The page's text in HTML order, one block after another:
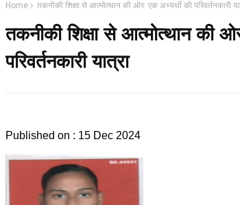
Home तकनीकी शिक्षा से आत्मोत्थान की ओर: एक अभ्यर्थी की परिवर्तनकारी
तकनीकी शिक्षा से आत्मोत्थान की
परिवर्तनकारी यात्रा
Published on : 15 Dec 2024